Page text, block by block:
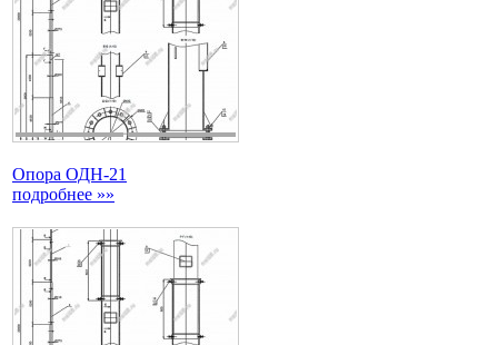
Опора ОДН-21
подробнее »»